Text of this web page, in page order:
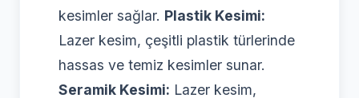
kesimler sağlar. Plastik Kesimi:
Lazer kesim, çeşitli plastik türlerinde
hassas ve temiz kesimler sunar.
Seramik Kesimi: Lazer kesim,